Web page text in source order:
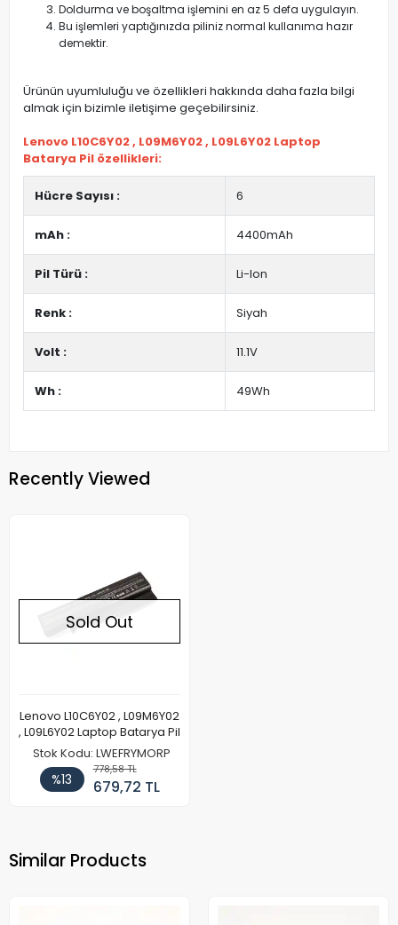
Doldurma ve boşaltma işlemini en az 5 defa uygulayın.
Bu işlemleri yaptığınızda piliniz normal kullanıma hazır
demektir.
Ürünün uyumluluğu ve özellikleri hakkında daha fazla bilgi
almak için bizimle iletişime geçebilirsiniz.
Lenovo L10C6Y02 , L09M6Y02 , L09L6Y02 Laptop
Batarya Pil özellikleri:
Hücre Sayısı : 6
mAh : 4400mAh
Pil Türü : Li-Ion
Renk : Siyah
Volt : 11.1V
Wh : 49Wh
Recently Viewed
Sold Out
Lenovo L10C6Y02 , L09M6Y02
, L09L6Y02 Laptop Batarya Pil
Stok Kodu: LWEFRYMORP
%13
778,58 TL
679,72 TL
Similar Products